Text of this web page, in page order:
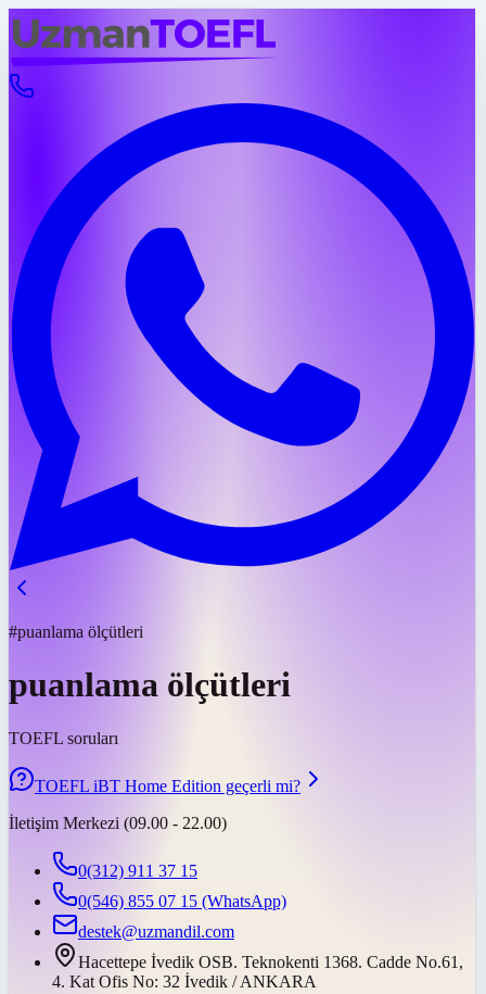
#puanlama ölçütleri
puanlama ölçütleri
TOEFL soruları
TOEFL iBT Home Edition geçerli mi?
İletişim Merkezi (09.00 - 22.00)
0(312) 911 37 15
0(546) 855 07 15 (WhatsApp)
destek@uzmandil.com
Hacettepe İvedik OSB. Teknokenti 1368. Cadde No.61,
4. Kat Ofis No: 32 İvedik / ANKARA